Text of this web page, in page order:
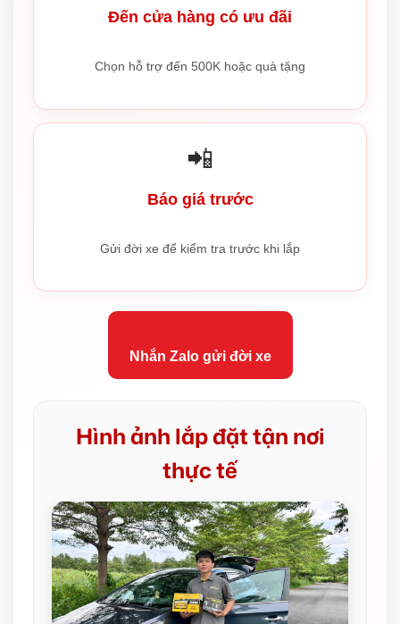
Đến cửa hàng có ưu đãi
Chọn hỗ trợ đến 500K hoặc quà tặng
📲
Báo giá trước
Gửi đời xe để kiểm tra trước khi lắp
Nhắn Zalo gửi đời xe
Hình ảnh lắp đặt tận nơi
thực tế